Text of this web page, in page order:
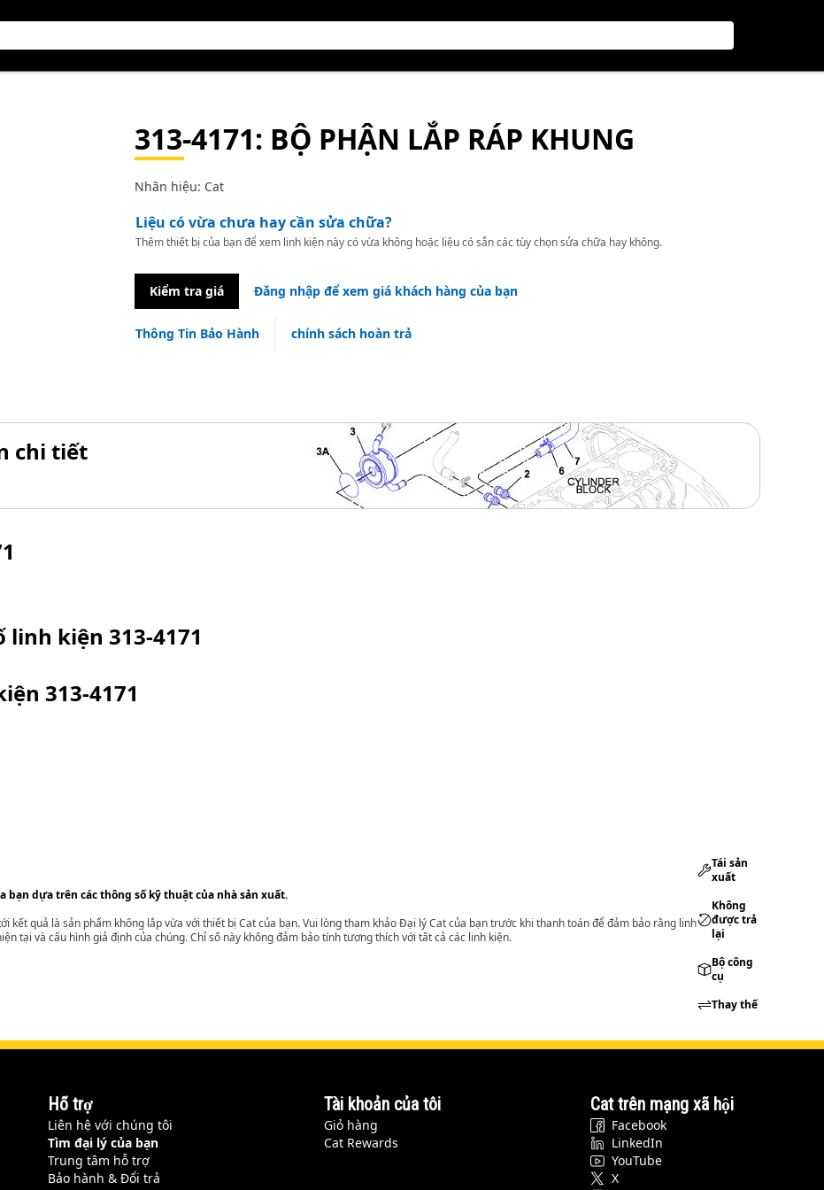
313-4171: BỘ PHẬN LẮP RÁP KHUNG
Nhãn hiệu: Cat
Liệu có vừa chưa hay cần sửa chữa?
Thêm thiết bị của bạn để xem linh kiện này có vừa không hoặc liệu có sẵn các tùy chọn sửa chữa hay không.
Kiểm tra giá Đăng nhập để xem giá khách hàng của bạn
Thông Tin Bảo Hành chính sách hoàn trả
chi tiết
linh kiện 313-4171
313-4171
dựa trên các thông số kỹ thuật của nhà sản xuất.
kết quả là sản phẩm không lắp vừa với thiết bị Cat của bạn. Vui lòng tham khảo Đại lý Cat của bạn trước khi thanh toán để đảm bảo rằng linh
tại và cấu hình giả định của chúng. Chỉ số này không đảm bảo tính tương thích với tất cả các linh kiện.
Tái sản
xuất
Không
được trả
lại
Bộ công
cụ
Thay thế
Hỗ trợ
Liên hệ với chúng tôi
Tìm đại lý của bạn
Trung tâm hỗ trợ
Bảo hành & Đổi trả
Tài khoản của tôi
Giỏ hàng
Cat Rewards
Cat trên mạng xã hội
Facebook
LinkedIn
YouTube
X